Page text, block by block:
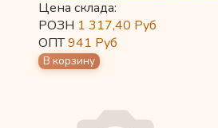
Цена склада:
РОЗН 1 317,40 Руб
ОПТ941 Руб